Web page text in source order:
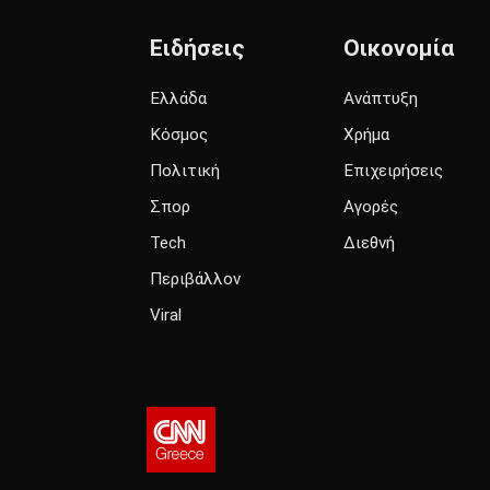
Ειδήσεις
Ελλάδα
Κόσμος
Πολιτική
Σπορ
Tech
Περιβάλλον
Viral
Οικονομία
Ανάπτυξη
Χρήμα
Επιχειρήσεις
Αγορές
Διεθνή